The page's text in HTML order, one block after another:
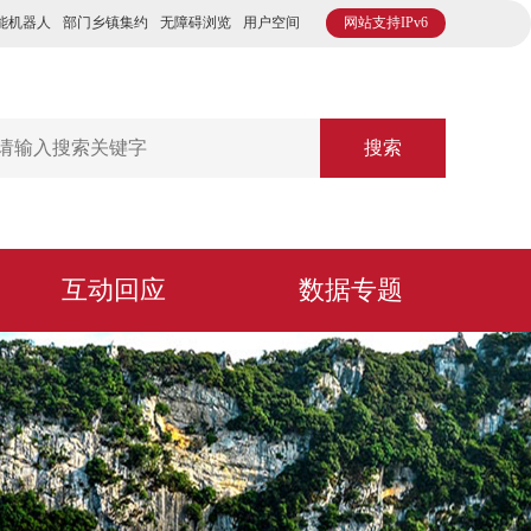
网站支持IPv6
机器人 部门乡镇集约 无障碍浏览 用户空间
搜索
互动回应 数据专题